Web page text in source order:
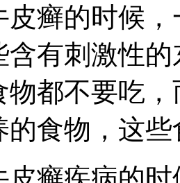
皮癣的时候
含有刺激性
物都不要吃
的食物，这